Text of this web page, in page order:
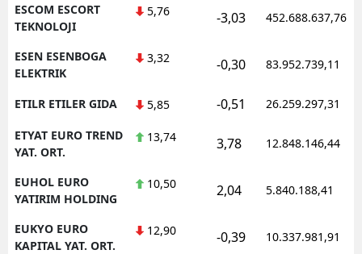
ESCOM ESCORT
TEKNOLOJI
5,76 -3,03 452.688.637,76
ESEN ESENBOGA
ELEKTRIK
3,32 -0,30 83.952.739,11
ETILR ETILER GIDA 5,85 -0,51 26.259.297,31
ETYAT EURO TREND
YAT. ORT.
13,74 3,78 12.848.146,44
EUHOL EURO
YATIRIM HOLDING
10,50 2,04 5.840.188,41
EUKYO EURO
KAPITAL YAT. ORT.
12,90 -0,39 10.337.981,91